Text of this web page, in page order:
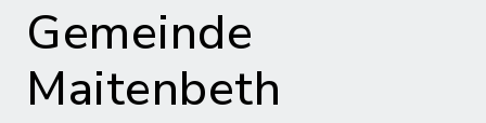
Gemeinde
Maitenbeth